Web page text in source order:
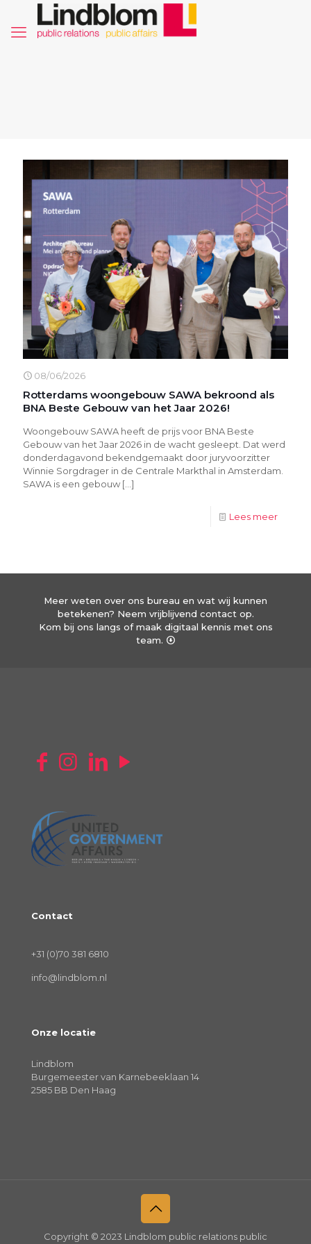
08/06/2026
Rotterdams woongebouw SAWA bekroond als
BNA Beste Gebouw van het Jaar 2026!
Woongebouw SAWA heeft de prijs voor BNA Beste
Gebouw van het Jaar 2026 in de wacht gesleept. Dat werd
donderdagavond bekendgemaakt door juryvoorzitter
Winnie Sorgdrager in de Centrale Markthal in Amsterdam.
SAWA is een gebouw […]
Lees meer
Meer weten over ons bureau en wat wij kunnen
betekenen? Neem vrijblijvend contact op.
Kom bij ons langs of maak digitaal kennis met ons
team.
Contact
+31 (0)70 381 6810
info@lindblom.nl
Onze locatie
Lindblom
Burgemeester van Karnebeeklaan 14
2585 BB Den Haag
Copyright © 2023 Lindblom public relations public